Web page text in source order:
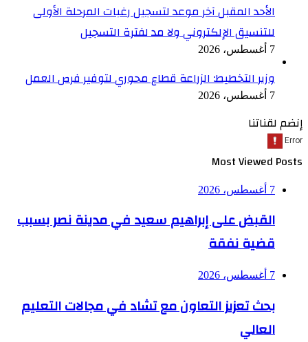
الأحد المقبل آخر موعد لتسجيل رغبات المرحلة الأولى
للتنسيق الإلكتروني ولا مد لفترة التسجيل
7 أغسطس، 2026
وزير التخطيط: الزراعة قطاع محوري لتوفير فرص العمل
7 أغسطس، 2026
إنضم لقناتنا
Most Viewed Posts
7 أغسطس، 2026
القبض على إبراهيم سعيد في مدينة نصر بسبب
قضية نفقة
7 أغسطس، 2026
بحث تعزيز التعاون مع تشاد في مجالات التعليم
العالي